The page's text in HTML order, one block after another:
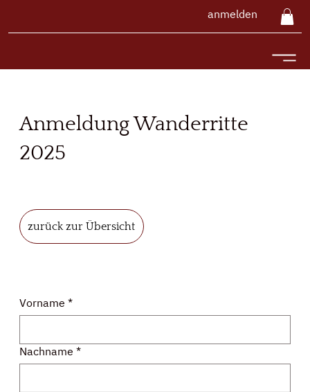
anmelden
Anmeldung Wanderritte
2025
zurück zur Übersicht
Vorname *
Nachname *